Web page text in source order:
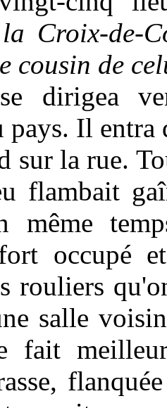
la Croix-de-
cousin de
dirigea
pays. Il entra
sur la rue.
flambait
même
fort occupé
rouliers
salle
fait